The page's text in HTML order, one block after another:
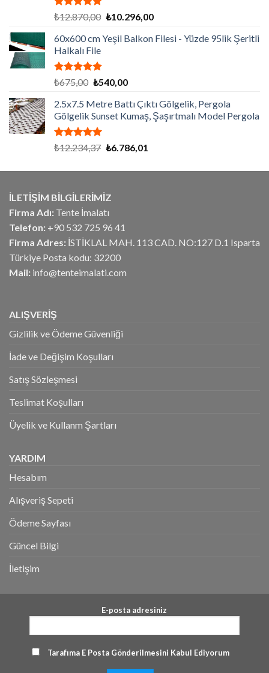
5 üzerinden
aldı
₺12.870,00 Orijinal
₺12.870,00.
₺10.296,00Şu
fiyat:
60x600 cm Yeşil Balkon Filesi - Yüzde 95lik Şeritli
Halkalı File
5 üzerinden
oy
aldı
₺675,00 Orijinal
₺675,00.
₺540,00Şu
fiyat:
₺540,00.
2.5x7.5 Metre Battı Çıktı Gölgelik, Pergola
Gölgelik Sunset Kumaş, Şaşırtmalı Model Pergola
5 üzerinden
₺12.234,37 Orijinal
₺12.234,37.
₺6.786,01
fiyat:
İLETİŞİM BİLGİLERİMİZ
Firma Adı: Tente İmalatı
Telefon: +90 532 725 96 41
Firma Adres: İSTİKLAL MAH. 113 CAD. NO:127 D.1 Isparta
Türkiye Posta kodu: 32200
Mail: info@tenteimalati.com
ALIŞVERİŞ
Gizlilik ve Ödeme Güvenliği
İade ve Değişim Koşulları
Satış Sözleşmesi
Teslimat Koşulları
Üyelik ve Kullanm Şartları
YARDIM
Hesabım
Alışveriş Sepeti
Ödeme Sayfası
Güncel Bilgi
İletişim
E-posta adresiniz
Tarafıma E Posta Gönderilmesini Kabul Ediyorum